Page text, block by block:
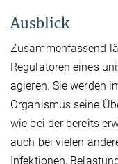
Ausblick
Zusammenfassend
Regulatoren eines
agieren. Sie werden
Organismus seine
wie bei der bereits
auch bei vielen
Infektionen,